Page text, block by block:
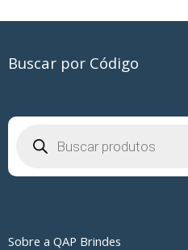
Buscar por Código
produtos
Sobre a QAP Brindes